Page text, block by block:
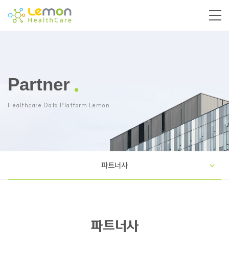
Partner
Healthcare Data Platform Lemon
파트너사
파트너사